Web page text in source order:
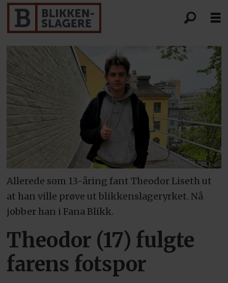
Allerede som 13-åring fant Theodor Liseth ut
at han ville prøve ut blikkenslageryrket. Nå
jobber han i Fana Blikk.
Theodor (17) fulgte
farens fotspor